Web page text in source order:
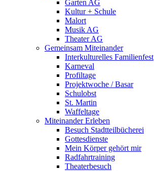
Garten AG
Kultur + Schule
Malort
Musik AG
Theater AG
Gemeinsam Miteinander
Interkulturelles Familienfest
Karneval
Profiltage
Projektwoche / Basar
Schulobst
St. Martin
Waffeltage
Miteinander Erleben
Besuch Stadtteilbücherei
Gottesdienste
Mein Körper gehört mir
Radfahrtraining
Theaterbesuch